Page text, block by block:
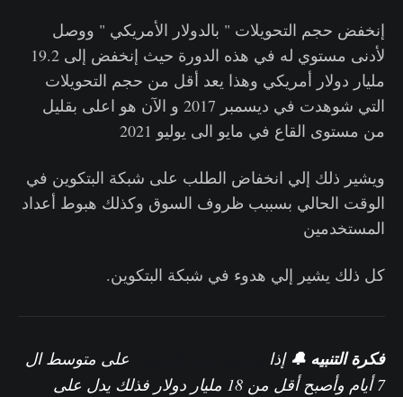
إنخفض حجم التحويلات " بالدولار الأمريكي " ووصل
لأدنى مستوي له في هذه الدورة حيث إنخفض إلى 19.2
مليار دولار أمريكي وهذا يعد أقل من حجم التحويلات
التي شوهدت في ديسمبر 2017 و الآن هو اعلى بقليل
من مستوى القاع في مايو الى يوليو 2021
ويشير ذلك إلي انخفاض الطلب على شبكة البتكوين في
الوقت الحالي بسببب ظروف السوق وكذلك هبوط أعداد
المستخدمين
كل ذلك يشير إلي هدوء في شبكة البتكوين.
فكرة التنبيه 🔔 إذا
على متوسط ال
7 أيام وأصبح أقل من 18 مليار دولار فذلك يدل على